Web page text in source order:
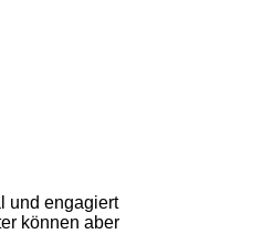
und engagiert
können aber